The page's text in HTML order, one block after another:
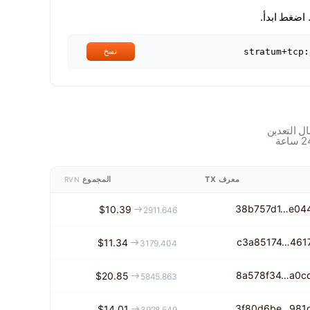
ابدأ.
نسخ
التعدين
معرف TX المجموع
2911.646
$10.39
3179.404
$11.34
5845.863
$20.85